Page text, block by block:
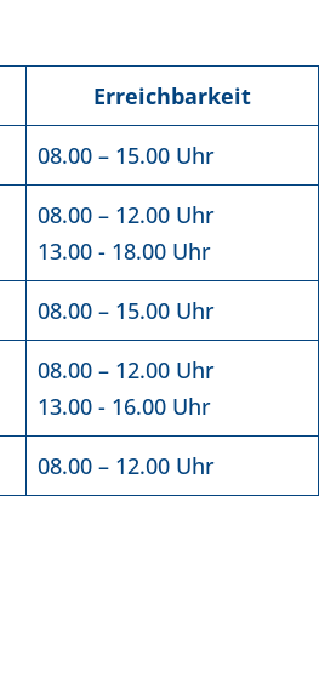
Erreichbarkeit
08.00 – 15.00 Uhr
08.00 – 12.00 Uhr
13.00 - 18.00 Uhr
08.00 – 15.00 Uhr
08.00 – 12.00 Uhr
13.00 - 16.00 Uhr
08.00 – 12.00 Uhr